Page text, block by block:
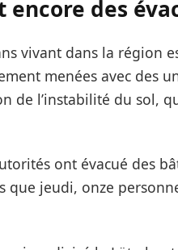
encore des
vivant dans la région
menées avec des
de l’instabilité du sol,
ont évacué des
que jeudi, onze